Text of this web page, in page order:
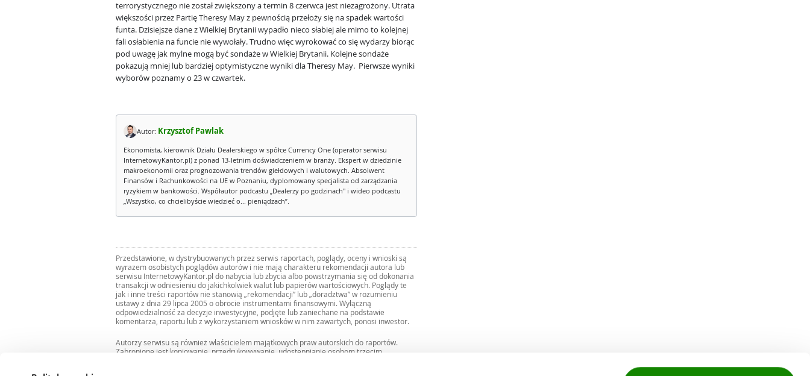
terrorystycznego nie został zwiększony a termin 8 czerwca jest niezagrożony. Utrata
większości przez Partię Theresy May z pewnością przełoży się na spadek wartości
funta. Dzisiejsze dane z Wielkiej Brytanii wypadło nieco słabiej ale mimo to kolejnej
fali osłabienia na funcie nie wywołały. Trudno więc wyrokować co się wydarzy biorąc
pod uwagę jak mylne mogą być sondaże w Wielkiej Brytanii. Kolejne sondaże
pokazują mniej lub bardziej optymistyczne wyniki dla Theresy May. Pierwsze wyniki
wyborów poznamy o 23 w czwartek.
Autor: Krzysztof Pawlak
Ekonomista, kierownik Działu Dealerskiego w spółce Currency One (operator serwisu
InternetowyKantor.pl) z ponad 13-letnim doświadczeniem w branży. Ekspert w dziedzinie
makroekonomii oraz prognozowania trendów giełdowych i walutowych. Absolwent
Finansów i Rachunkowości na UE w Poznaniu, dyplomowany specjalista od zarządzania
ryzykiem w bankowości. Współautor podcastu „Dealerzy po godzinach" i wideo podcastu
„Wszystko, co chcielibyście wiedzieć o... pieniądzach”.
Przedstawione, w dystrybuowanych przez serwis raportach, poglądy, oceny i wnioski są
wyrazem osobistych poglądów autorów i nie mają charakteru rekomendacji autora lub
serwisu InternetowyKantor.pl do nabycia lub zbycia albo powstrzymania się od dokonania
transakcji w odniesieniu do jakichkolwiek walut lub papierów wartościowych. Poglądy te
jak i inne treści raportów nie stanowią „rekomendacji” lub „doradztwa” w rozumieniu
ustawy z dnia 29 lipca 2005 o obrocie instrumentami finansowymi. Wyłączną
odpowiedzialność za decyzje inwestycyjne, podjęte lub zaniechane na podstawie
komentarza, raportu lub z wykorzystaniem wniosków w nim zawartych, ponosi inwestor.
Autorzy serwisu są również właścicielem majątkowych praw autorskich do raportów.
Zabronione jest kopiowanie, przedrukowywanie, udostępnianie osobom trzecim